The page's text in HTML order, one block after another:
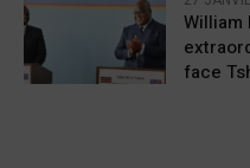
William
face